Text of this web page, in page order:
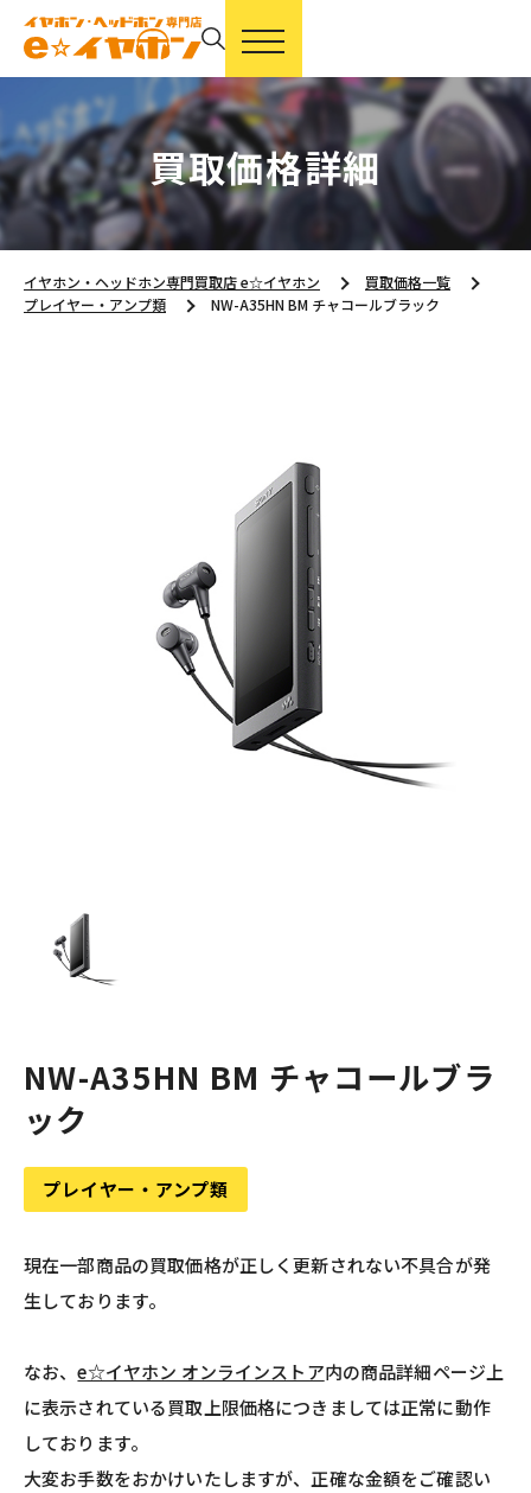
買取価格詳細
イヤホン・ヘッドホン専門買取店 e☆イヤホン
買取価格一覧
プレイヤー・アンプ類
NW-A35HN BM チャコールブラック
NW-A35HN BM チャコールブラ
ック
プレイヤー・アンプ類
現在一部商品の買取価格が正しく更新されない不具合が発
生しております。
なお、e☆イヤホン オンラインストア内の商品詳細ページ上
に表示されている買取上限価格につきましては正常に動作
しております。
大変お手数をおかけいたしますが、正確な金額をご確認い